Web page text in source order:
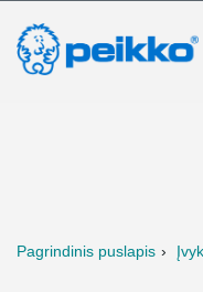
Pagrindinis puslapis